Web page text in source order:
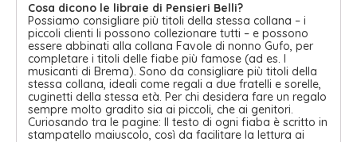
Cosa dicono le libraie di Pensieri Belli?
Possiamo consigliare più titoli della stessa collana – i
piccoli clienti li possono collezionare tutti – e possono
essere abbinati alla collana Favole di nonno Gufo, per
completare i titoli delle fiabe più famose (ad es. I
musicanti di Brema). Sono da consigliare più titoli della
stessa collana, ideali come regali a due fratelli e sorelle,
cuginetti della stessa età. Per chi desidera fare un regalo
sempre molto gradito sia ai piccoli, che ai genitori.
Curiosando tra le pagine: Il testo di ogni fiaba è scritto in
stampatello maiuscolo, così da facilitare la lettura ai